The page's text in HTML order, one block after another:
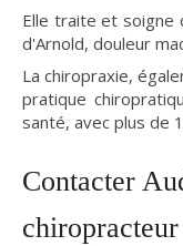
Elle traite et soigne
d'Arnold, douleur
La chiropraxie,
pratique
santé, avec plus de
Contacter
chiropracteur